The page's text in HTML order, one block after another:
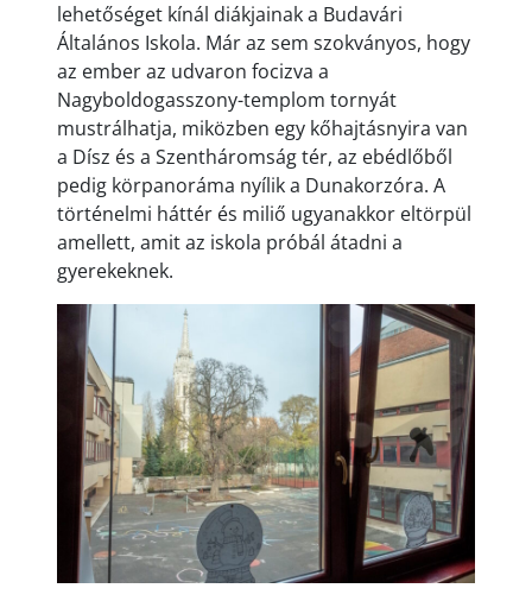
lehetőséget kínál diákjainak a Budavári
Általános Iskola. Már az sem szokványos, hogy
az ember az udvaron focizva a
Nagyboldogasszony-templom tornyát
mustrálhatja, miközben egy kőhajtásnyira van
a Dísz és a Szentháromság tér, az ebédlőből
pedig körpanoráma nyílik a Dunakorzóra. A
történelmi háttér és miliő ugyanakkor eltörpül
amellett, amit az iskola próbál átadni a
gyerekeknek.